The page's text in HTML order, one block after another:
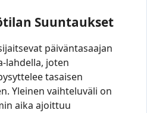
Suuntaukset
päiväntasaajan
lahdella, joten
tasaisen
Yleinen vaihteluväli on
aika ajoittuu